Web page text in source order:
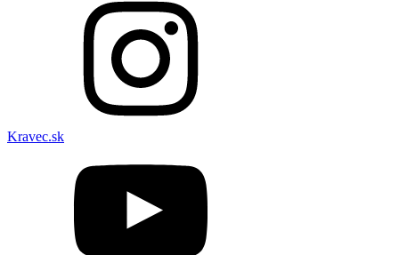
Kravec.sk